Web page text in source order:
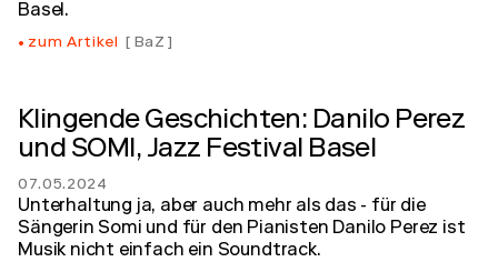
Basel.
zum Artikel BaZ
Klingende Geschichten: Danilo Perez
und SOMI, Jazz Festival Basel
07.05.2024
Unterhaltung ja, aber auch mehr als das - für die
Sängerin Somi und für den Pianisten Danilo Perez ist
Musik nicht einfach ein Soundtrack.